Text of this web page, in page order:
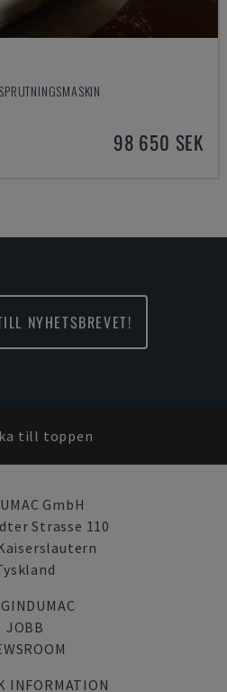
98 650 SEK
NYHETSBREVET!
till toppen
GmbH
Strasse 110
JOBB
INFORMATION